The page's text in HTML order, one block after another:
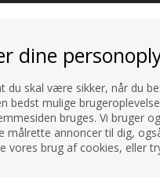
dine
du skal være sikker, når du
bedst mulige
bruges. Vi bruger
målrette annoncer til dig,
vores brug af cookies, eller